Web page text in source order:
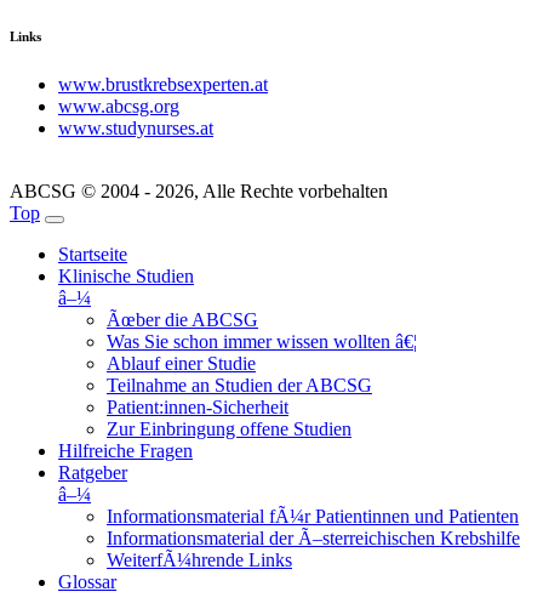
Links
www.brustkrebsexperten.at
www.abcsg.org
www.studynurses.at
ABCSG © 2004 - 2026, Alle Rechte vorbehalten
Top
Startseite
Klinische Studien
â–¼
Ãœber die ABCSG
Was Sie schon immer wissen wollten â€¦
Ablauf einer Studie
Teilnahme an Studien der ABCSG
Patient:innen-Sicherheit
Zur Einbringung offene Studien
Hilfreiche Fragen
Ratgeber
â–¼
Informationsmaterial fÃ¼r Patientinnen und Patienten
Informationsmaterial der Ã–sterreichischen Krebshilfe
WeiterfÃ¼hrende Links
Glossar